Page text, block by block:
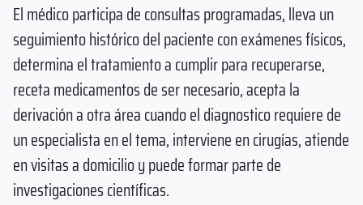
El médico participa de consultas programadas, lleva un
seguimiento histórico del paciente con exámenes físicos,
determina el tratamiento a cumplir para recuperarse,
receta medicamentos de ser necesario, acepta la
derivación a otra área cuando el diagnostico requiere de
un especialista en el tema, interviene en cirugías, atiende
en visitas a domicilio y puede formar parte de
investigaciones científicas.